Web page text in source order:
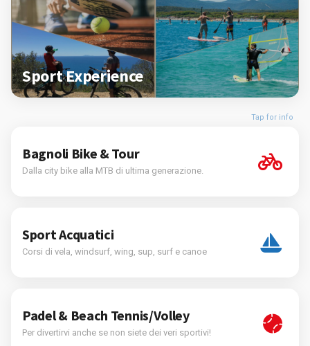
Sport Experience
Tap for info
Bagnoli Bike & Tour
Dalla city bike alla MTB di ultima generazione.
Sport Acquatici
Corsi di vela, windsurf, wing, sup, surf e canoe
Padel & Beach Tennis/Volley
Per divertirvi anche se non siete dei veri sportivi!